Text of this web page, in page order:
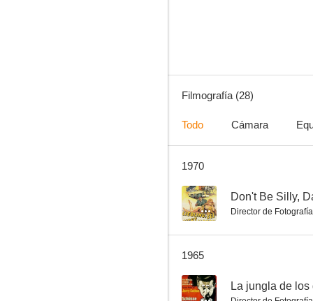
Pendiente de un hilo
--
Filmografía (28)
Todo Cámara
1970
-- Don't Be Silly,
Director de Fotografía
1965
-- La jungla de los